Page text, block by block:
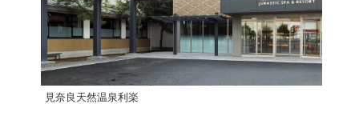
見奈良天然温泉利楽